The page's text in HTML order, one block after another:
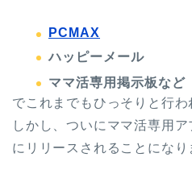
PCMAX
ハッピーメール
ママ活専用掲示板など
でこれまでもひっそりと行わ
しかし、ついにママ活専用
にリリースされることになり